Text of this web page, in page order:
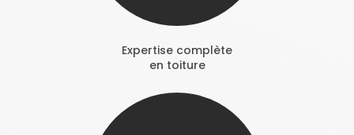
Expertise complète
en toiture